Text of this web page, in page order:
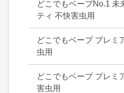
どこでもベープNo.1 未
ティ 不快害虫用
どこでもベープ プレミ
虫用
どこでもベープ プレミ
害虫用